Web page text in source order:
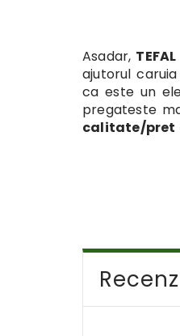
Asadar,
ajutorul
ca este un
pregateste
calitate/pret